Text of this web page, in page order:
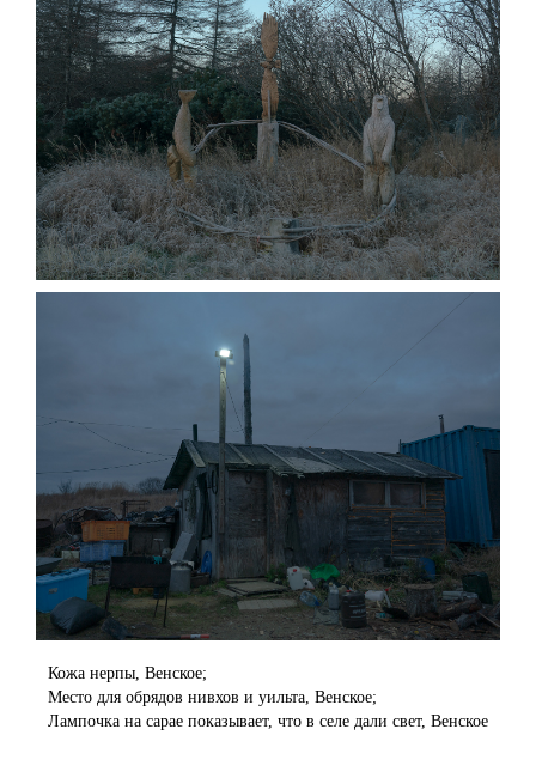
Кожа нерпы, Венское;
Место для обрядов нивхов и уильта, Венское;
Лампочка на сарае показывает, что в селе дали свет, Венское